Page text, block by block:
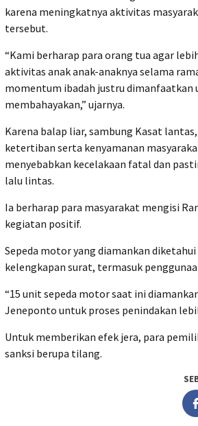
karena meningkatnya aktivitas
tersebut.
“Kami berharap para orang tua agar
aktivitas anak anak-anaknya selama
momentum ibadah justru dimanfaatkan
membahayakan,” ujarnya.
Karena balap liar, sambung Kasat
ketertiban serta kenyamanan
menyebabkan kecelakaan fatal dan
lalu lintas.
Ia berharap para masyarakat mengisi
kegiatan positif.
Sepeda motor yang diamankan
kelengkapan surat, termasuk
“15 unit sepeda motor saat ini
Jeneponto untuk proses penindakan
Untuk memberikan efek jera, para
sanksi berupa tilang.